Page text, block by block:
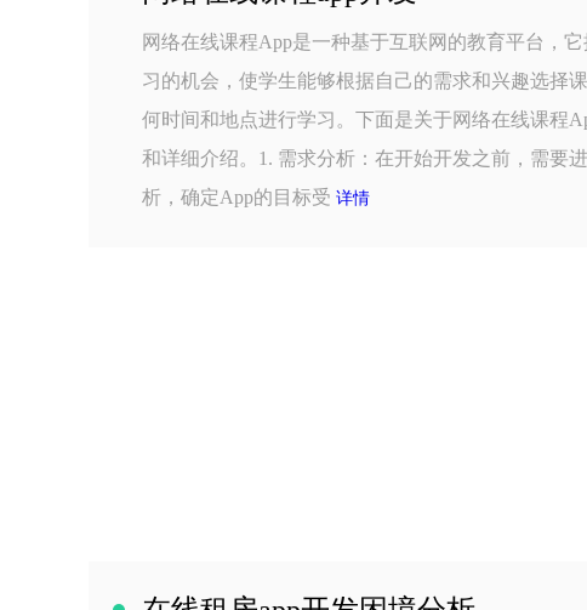
网络在线课程App是一种基于互联网的教育平台，
习的机会，使学生能够根据自己的需求和兴趣选择
何时间和地点进行学习。下面是关于网络在线课程
和详细介绍。1. 需求分析：在开始开发之前，需要
析，确定App的目标受详情